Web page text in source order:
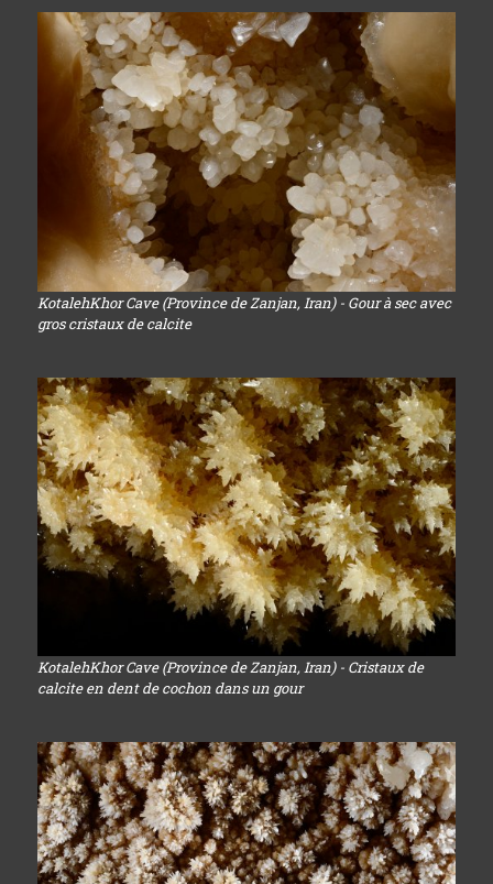
KotalehKhor Cave (Province de Zanjan, Iran) - Gour à sec avec
gros cristaux de calcite
KotalehKhor Cave (Province de Zanjan, Iran) - Cristaux de
calcite en dent de cochon dans un gour